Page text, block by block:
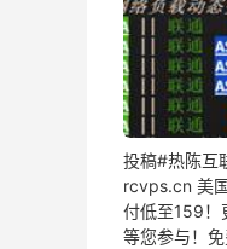
投稿#热陈互
rcvps.cn 美
付低至159！
等您参与！